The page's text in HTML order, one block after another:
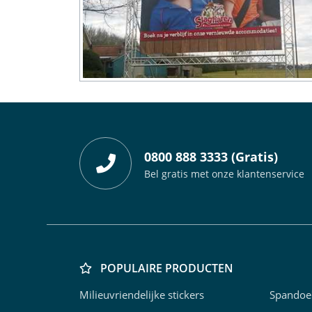
0800 888 3333 (Gratis)
Bel gratis met onze klantenservice
POPULAIRE PRODUCTEN
Milieuvriendelijke stickers